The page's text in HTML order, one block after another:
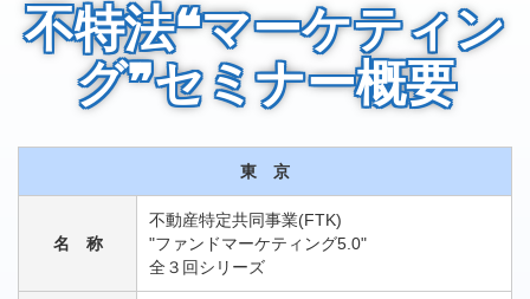
不特法❝マーケティン
グ❞セミナー概要
東 京
名 称
不動産特定共同事業(FTK)
"ファンドマーケティング5.0"
全３回シリーズ